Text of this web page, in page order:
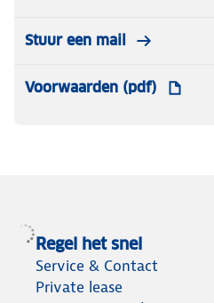
Stuur een mail
Voorwaarden (pdf)
Regel het snel
Service & Contact
Private lease